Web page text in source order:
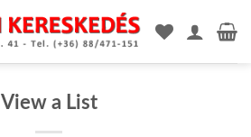
View a List